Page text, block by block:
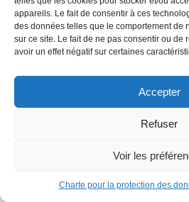
appareils. Le fait de consentir à ces
des données telles que le comportement de
sur ce site. Le fait de ne pas consentir ou de
avoir un effet négatif sur certaines
Accepter
Refuser
Voir les
Charte pour la protection des
The Nice House on the Lake
Ils s’imaginaient passer un
leur ami commun, Walter, à priori
tourne au cauchemar éveillé